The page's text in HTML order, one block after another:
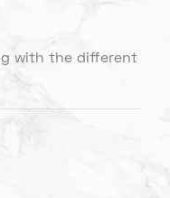
with the different